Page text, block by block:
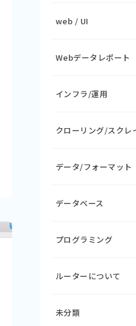
web / UI
Webデータレポート
インフラ/運用
クローリング/スクレ
データ/フォーマット
データベース
プログラミング
ルーターについて
未分類